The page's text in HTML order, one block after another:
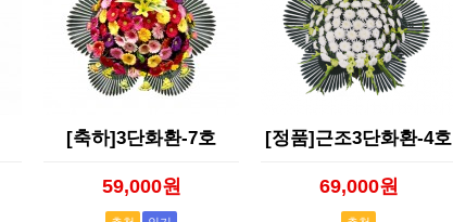
[축하]3단화환-7호
59,000원
[정품]근조3단화환-4호
69,000원